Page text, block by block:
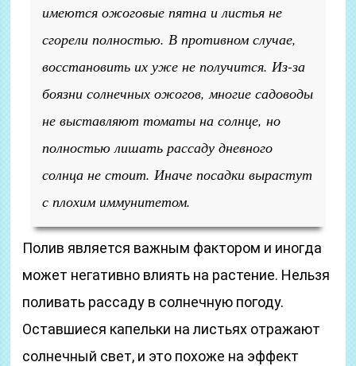
имеются ожоговые пятна и листья не
сгорели полностью. В противном случае,
восстановить их уже не получится. Из-за
боязни солнечных ожогов, многие садоводы
не выставляют томаты на солнце, но
полностью лишать рассаду дневного
солнца не стоит. Иначе посадки вырастут
с плохим иммунитетом.
Полив является важным фактором и иногда
может негативно влиять на растение. Нельзя
поливать рассаду в солнечную погоду.
Оставшиеся капельки на листьях отражают
солнечный свет, и это похоже на эффект